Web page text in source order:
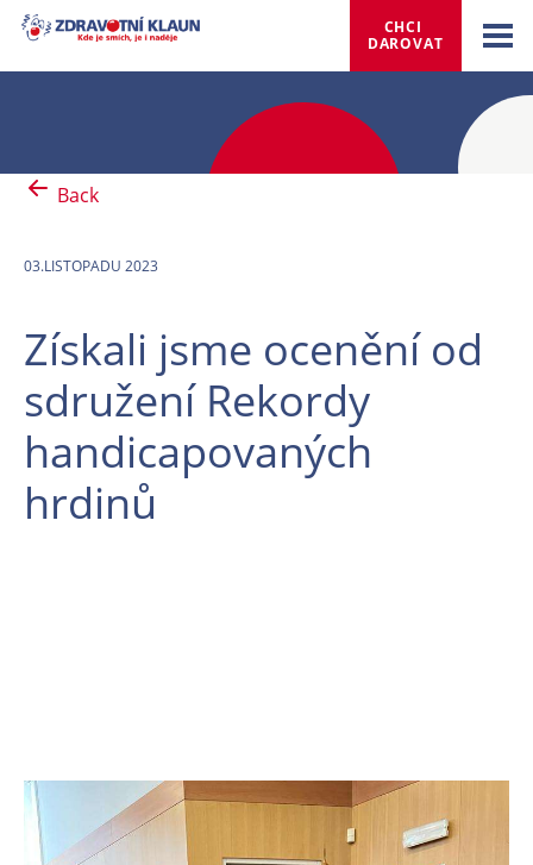
CHCI
DAROVAT
Back
03.LISTOPADU 2023
Získali jsme ocenění od
sdružení Rekordy
handicapovaných
hrdinů